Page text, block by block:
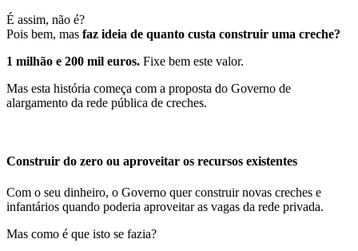
É assim, não é?
Pois bem, mas faz ideia de quanto custa construir uma creche?
1 milhão e 200 mil euros. Fixe bem este valor.
Mas esta história começa com a proposta do Governo de
alargamento da rede pública de creches.
Construir do zero ou aproveitar os recursos existentes
Com o seu dinheiro, o Governo quer construir novas creches e
infantários quando poderia aproveitar as vagas da rede privada.
Mas como é que isto se fazia?